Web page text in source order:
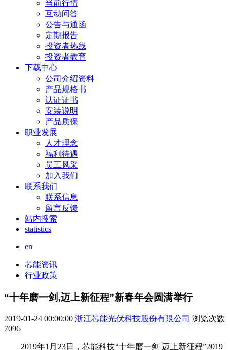
当前行情
互动问答
公告与通函
定期报告
投资者热线
投资者教育
下载中心
公司介绍资料
产品规格书
认证证书
安装说明
产品质保
职业发展
人才理念
福利待遇
员工风采
加入我们
联系我们
联系信息
留言反馈
站内搜索
statistics
en
芯能资讯
行业政策
“十年磨一剑,迈上新征程”新春年会圆满举行
2019-01-24 00:00:00 浙江芯能光伏科技股份有限公司 浏览次数
7096
2019年1月23日，芯能科技“十年磨一剑 迈上新征程”2019